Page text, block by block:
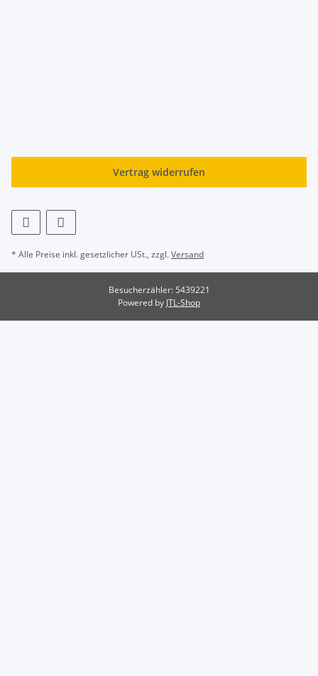
Vertrag widerrufen
* Alle Preise inkl. gesetzlicher USt., zzgl.Versand
Besucherzähler: 5439221
Powered by JTL-Shop